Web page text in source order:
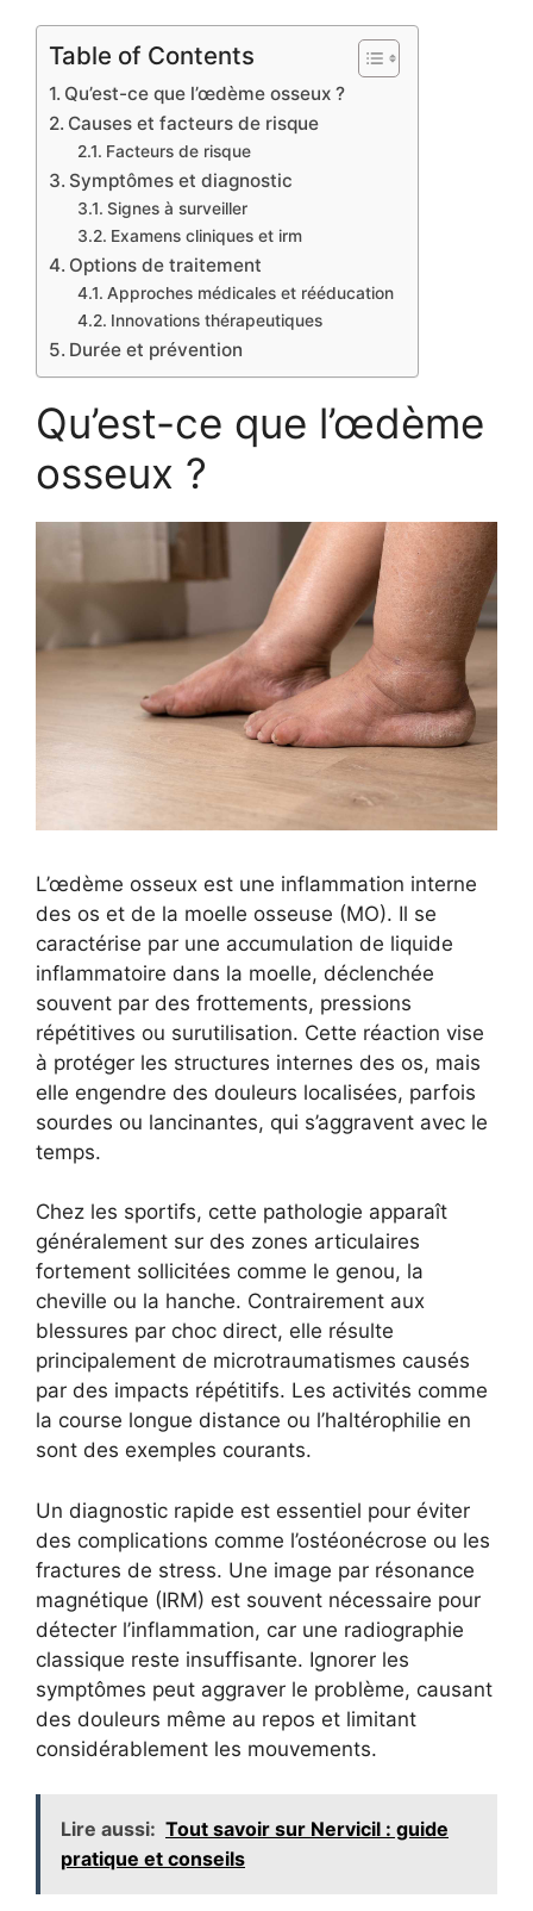
Table of Contents
Qu’est-ce que l’œdème osseux ?
Causes et facteurs de risque
Facteurs de risque
Symptômes et diagnostic
Signes à surveiller
Examens cliniques et irm
Options de traitement
Approches médicales et rééducation
Innovations thérapeutiques
Durée et prévention
Qu’est-ce que l’œdème
osseux ?
L’œdème osseux est une inflammation interne
des os et de la moelle osseuse (MO). Il se
caractérise par une accumulation de liquide
inflammatoire dans la moelle, déclenchée
souvent par des frottements, pressions
répétitives ou surutilisation. Cette réaction vise
à protéger les structures internes des os, mais
elle engendre des douleurs localisées, parfois
sourdes ou lancinantes, qui s’aggravent avec le
temps.
Chez les sportifs, cette pathologie apparaît
généralement sur des zones articulaires
fortement sollicitées comme le genou, la
cheville ou la hanche. Contrairement aux
blessures par choc direct, elle résulte
principalement de microtraumatismes causés
par des impacts répétitifs. Les activités comme
la course longue distance ou l’haltérophilie en
sont des exemples courants.
Un diagnostic rapide est essentiel pour éviter
des complications comme l’ostéonécrose ou les
fractures de stress. Une image par résonance
magnétique (IRM) est souvent nécessaire pour
détecter l’inflammation, car une radiographie
classique reste insuffisante. Ignorer les
symptômes peut aggraver le problème, causant
des douleurs même au repos et limitant
considérablement les mouvements.
Lire aussi: Tout savoir sur Nervicil : guide
pratique et conseils